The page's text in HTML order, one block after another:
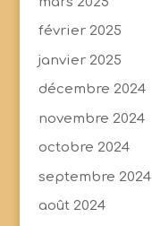
février 2025
janvier 2025
décembre 2024
novembre 2024
octobre 2024
septembre 2024
août 2024